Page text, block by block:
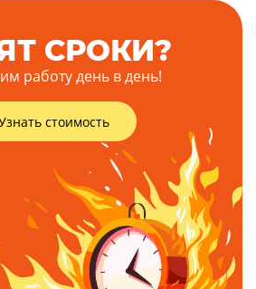
СРОКИ?
работу день в день!
стоимость